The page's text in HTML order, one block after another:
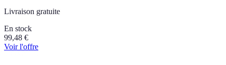
Livraison gratuite
En stock
99,48 €
Voir l'offre